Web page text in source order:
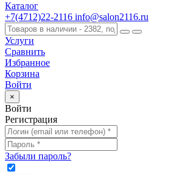
Каталог
+7(4712)22-2116 info@salon2116.ru
Услуги
Сравнить
Избранное
Корзина
Войти
×
Войти
Регистрация
Забыли пароль?